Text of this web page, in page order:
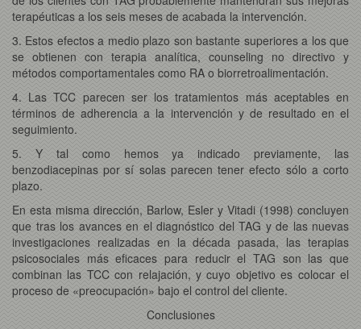
terapéuticas a los seis meses de acabada la intervención.
3. Estos efectos a medio plazo son bastante superiores a los que
se obtienen con terapia analítica, counseling no directivo y
métodos comportamentales como RA o biorretroalimentación.
4. Las TCC parecen ser los tratamientos más aceptables en
términos de adherencia a la intervención y de resultado en el
seguimiento.
5. Y tal como hemos ya indicado previamente, las
benzodiacepinas por sí solas parecen tener efecto sólo a corto
plazo.
En esta misma dirección, Barlow, Esler y Vitadi (1998) concluyen
que tras los avances en el diagnóstico del TAG y de las nuevas
investigaciones realizadas en la década pasada, las terapias
psicosociales más eficaces para reducir el TAG son las que
combinan las TCC con relajación, y cuyo objetivo es colocar el
proceso de «preocupación» bajo el control del cliente.
Conclusiones